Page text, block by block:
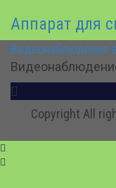
Аппарат для
Видеонаблюдение
Copyright All